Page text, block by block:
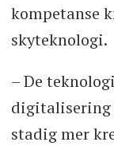
kompetanse
skyteknologi.
– De
digitalisering
stadig mer